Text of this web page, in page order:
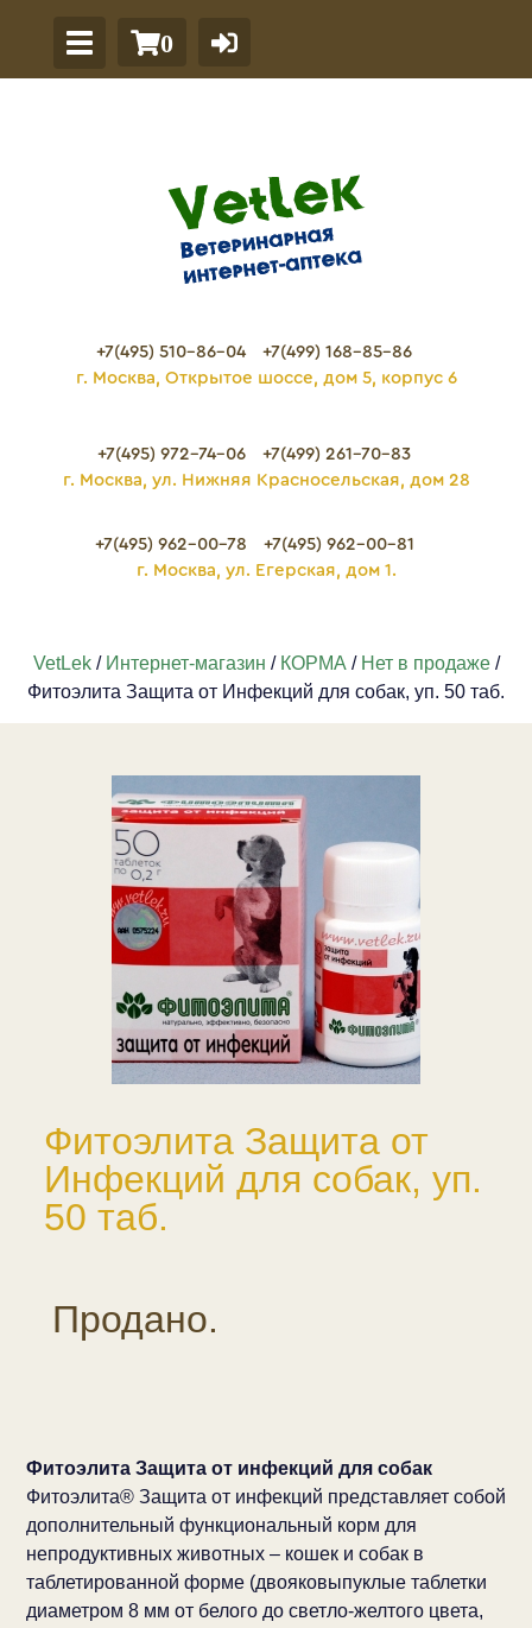
0
+7(495) 510-86-04
+7(499) 168-85-86
г. Москва, Открытое шоссе, дом 5, корпус 6
+7(495) 972-74-06
+7(499) 261-70-83
г. Москва, ул. Нижняя Красносельская, дом 28
+7(495) 962-00-78
+7(495) 962-00-81
г. Москва, ул. Егерская, дом 1.
VetLek/ Интернет-магазин / КОРМА / Нет в продаже/
Фитоэлита Защита от Инфекций для собак, уп. 50 таб.
Фитоэлита Защита от
Инфекций для собак, уп.
50 таб.
Продано.
Фитоэлита Защита от инфекций для собак
Фитоэлита® Защита от инфекций представляет собой
дополнительный функциональный корм для
непродуктивных животных – кошек и собак в
таблетированной форме (двояковыпуклые таблетки
диаметром 8 мм от белого до светло-желтого цвета,